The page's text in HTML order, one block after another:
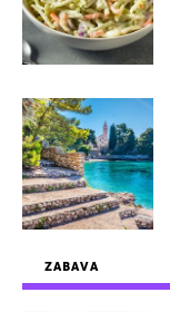
ZABAVA